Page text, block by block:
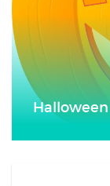
Halloween